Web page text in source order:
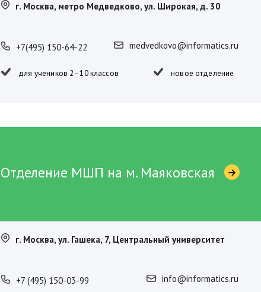
г. Москва, метро Медведково, ул. Широкая, д. 30
+7(495) 150-64-22 medvedkovo@informatics.ru
для учеников 2–10 классов новое отделение
Отделение МШП на м. Маяковская
г. Москва, ул. Гашека, 7, Центральный университет
+7 (495) 150-03-99 info@informatics.ru